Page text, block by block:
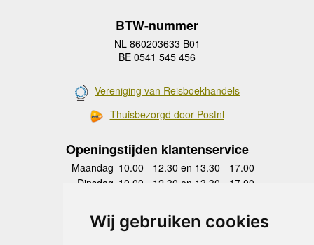
Wij gebruiken cookies
BTW-nummer
NL 860203633 B01
BE 0541 545 456
Vereniging van Reisboekhandels
Thuisbezorgd door Postnl
Openingstijden klantenservice
Maandag 10.00 - 12.30 en 13.30 - 17.00
Dinsdag 10.00 - 12.30 en 13.30 - 17.00
Donderdag
10.00 - 12.30 en 13.30 - 17.00
Vrijdag 10.00 - 12.30 en 13.30 - 17.00